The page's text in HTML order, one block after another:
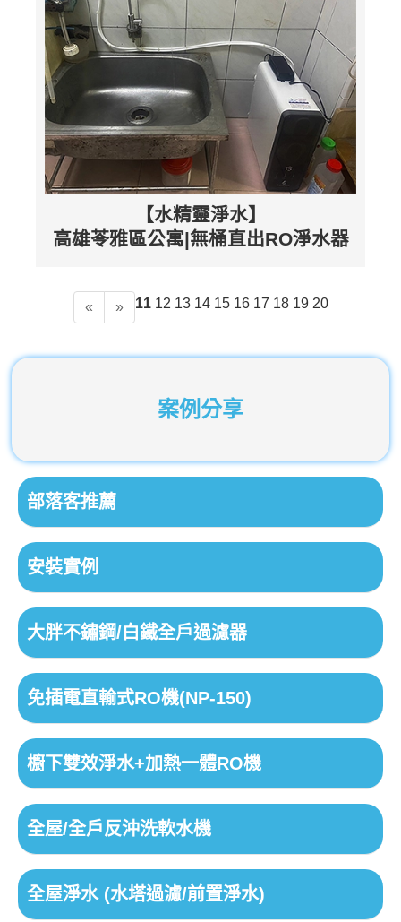
案例分享
部落客推薦
安裝實例
大胖不鏽鋼/白鐵全戶過濾器
免插電直輸式RO機(NP-150)
櫥下雙效淨水+加熱一體RO機
全屋/全戶反沖洗軟水機
全屋淨水 (水塔過濾/前置淨水)
【水精靈淨水】
高雄苓雅區公寓|無桶直出RO淨水器
«P
r
11 12 13 14 15 16 17 18 19 20
»N
e